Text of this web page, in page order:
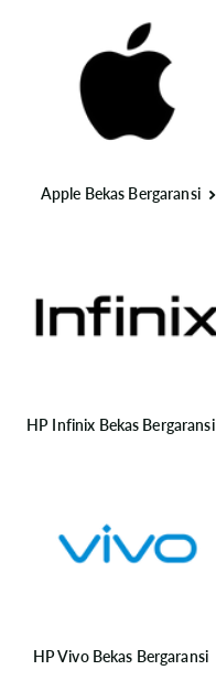
Apple Bekas Bergaransi
HP Infinix Bekas Bergaransi
HP Vivo Bekas Bergaransi